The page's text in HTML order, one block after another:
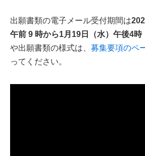
出願書類の電子メール受付期間は
午前 9 時から1月19日（水）午後4時
や出願書類の様式は、 募集要項のペ
ってください。